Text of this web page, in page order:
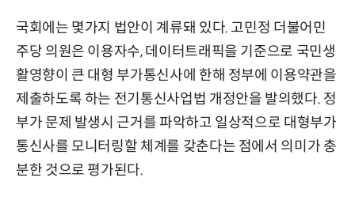
국회에는 몇가지 법안이 계류돼 있다. 고민정 더불어민
주당 의원은 이용자수, 데이터트래픽을 기준으로 국민생
활영향이 큰 대형 부가통신사에 한해 정부에 이용약관을
제출하도록 하는 전기통신사업법 개정안을 발의했다. 정
부가 문제 발생시 근거를 파악하고 일상적으로 대형부가
통신사를 모니터링할 체계를 갖춘다는 점에서 의미가 충
분한 것으로 평가된다.